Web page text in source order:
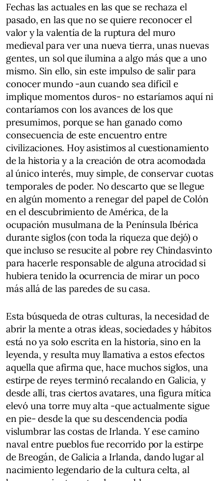
Fechas las actuales en las que se rechaza el
pasado, en las que no se quiere reconocer el
valor y la valentía de la ruptura del muro
medieval para ver una nueva tierra, unas nuevas
gentes, un sol que ilumina a algo más que a uno
mismo. Sin ello, sin este impulso de salir para
conocer mundo -aun cuando sea difícil e
implique momentos duros- no estaríamos aquí ni
contaríamos con los avances de los que
presumimos, porque se han ganado como
consecuencia de este encuentro entre
civilizaciones. Hoy asistimos al cuestionamiento
de la historia y a la creación de otra acomodada
al único interés, muy simple, de conservar cuotas
temporales de poder. No descarto que se llegue
en algún momento a renegar del papel de Colón
en el descubrimiento de América, de la
ocupación musulmana de la Península Ibérica
durante siglos (con toda la riqueza que dejó) o
que incluso se resucite al pobre rey Chindasvinto
para hacerle responsable de alguna atrocidad si
hubiera tenido la ocurrencia de mirar un poco
más allá de las paredes de su casa.
Esta búsqueda de otras culturas, la necesidad de
abrir la mente a otras ideas, sociedades y hábitos
está no ya solo escrita en la historia, sino en la
leyenda, y resulta muy llamativa a estos efectos
aquella que afirma que, hace muchos siglos, una
estirpe de reyes terminó recalando en Galicia, y
desde allí, tras ciertos avatares, una figura mítica
elevó una torre muy alta -que actualmente sigue
en pie- desde la que su descendencia podía
vislumbrar las costas de Irlanda. Y ese camino
naval entre pueblos fue recorrido por la estirpe
de Breogán, de Galicia a Irlanda, dando lugar al
nacimiento legendario de la cultura celta, al